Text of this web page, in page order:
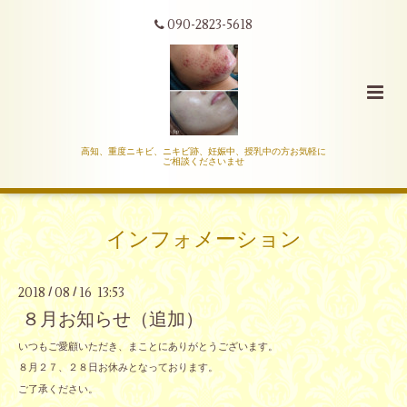
090-2823-5618
高知、重度ニキビ、ニキビ跡、妊娠中、授乳中の方お気軽に
ご相談くださいませ
インフォメーション
2018 / 08 /16 13:53
８月お知らせ（追加）
いつもご愛顧いただき、まことにありがとうございます。
８月２７、２８日お休みとなっております。
ご了承ください。